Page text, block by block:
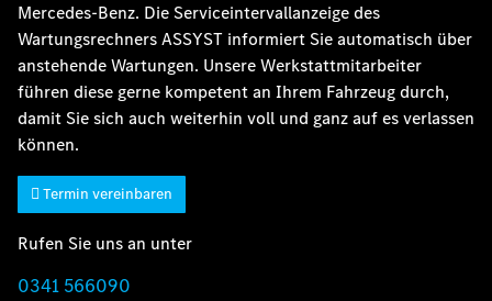
Mercedes-Benz. Die Serviceintervallanzeige des
Wartungsrechners ASSYST informiert Sie automatisch über
anstehende Wartungen. Unsere Werkstattmitarbeiter
führen diese gerne kompetent an Ihrem Fahrzeug durch,
damit Sie sich auch weiterhin voll und ganz auf es verlassen
können.
Termin vereinbaren
Rufen Sie uns an unter
0341 566090